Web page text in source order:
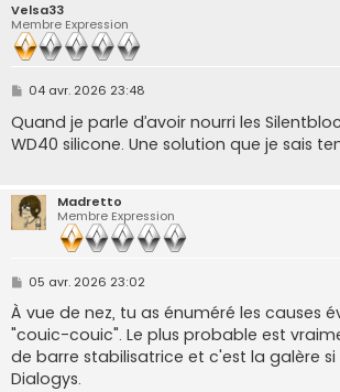
Velsa33
Membre Expression
M
s
s
a
04 avr. 2026 23:48
Quand je parle d’avoir nourri les
WD40 silicone. Une solution que je sais
Madretto
Membre Expression
M
s
s
a
g
e
05 avr. 2026 23:02
À vue de nez, tu as énuméré les causes
"couic-couic". Le plus probable est
de barre stabilisatrice et c'est la galère si
Dialogys.